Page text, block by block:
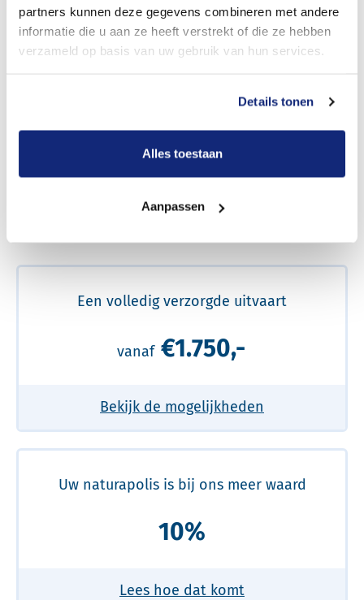
partners kunnen deze gegevens combineren met andere
informatie die u aan ze heeft verstrekt of die ze hebben
verzameld op basis van uw gebruik van hun services.
Details tonen
Alles toestaan
Aanpassen
Een betere uitvaart ervaring voor een betere
Een volledig verzorgde uitvaart
vanaf €1.750,-
Bekijk de mogelijkheden
Uw naturapolis is bij ons meer waard
10%
Lees hoe dat komt